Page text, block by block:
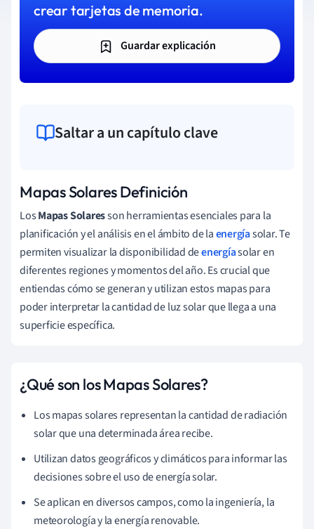
crear tarjetas de memoria.
Guardar explicación
Saltar a un capítulo clave
Mapas Solares Definición
LosMapas Solaresson herramientas esenciales para la
planificación y el análisis en el ámbito de laenergíasolar. Te
permiten visualizar la disponibilidad deenergíasolar en
diferentes regiones y momentos del año. Es crucial que
entiendas cómo se generan y utilizan estos mapas para
poder interpretar la cantidad de luz solar que llega a una
superficie específica.
¿Qué son los Mapas Solares?
Los mapas solares representan la cantidad de radiación
solar que una determinada área recibe.
Utilizan datos geográficos y climáticos para informar las
decisiones sobre el uso de energía solar.
Se aplican en diversos campos, como la ingeniería, la
meteorología y la energía renovable.